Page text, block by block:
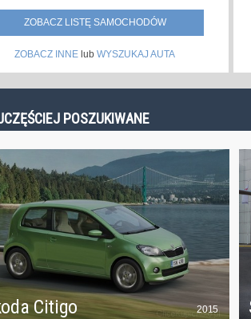
ZOBACZ LISTĘ SAMOCHODÓW
ZOBACZ INNE lub WYSZUKAJ AUTA
POSZUKIWANE
Citigo 2015